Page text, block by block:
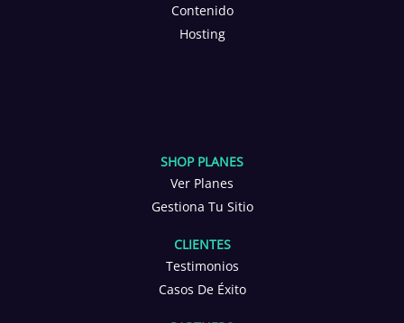
Contenido
Hosting
SHOP PLANES
Ver Planes
Gestiona Tu Sitio
CLIENTES
Testimonios
Casos De Éxito